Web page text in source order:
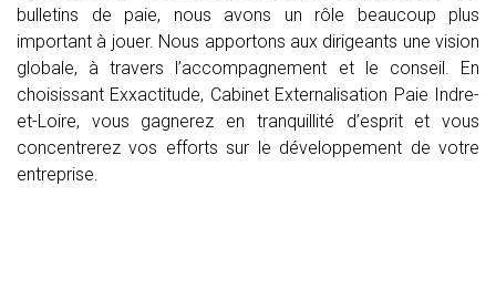
bulletins de paie, nous avons un rôle beaucoup plus
important à jouer. Nous apportons aux dirigeants une vision
globale, à travers l’accompagnement et le conseil. En
choisissant Exxactitude, Cabinet Externalisation Paie Indre-
et-Loire, vous gagnerez en tranquillité d’esprit et vous
concentrerez vos efforts sur le développement de votre
entreprise.